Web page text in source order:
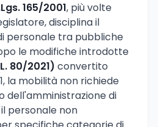
165/2001, più volte
disciplina il
personale tra pubbliche
le modifiche introdotte
80/2021) convertito
la mobilità non richiede
dell'amministrazione di
personale non